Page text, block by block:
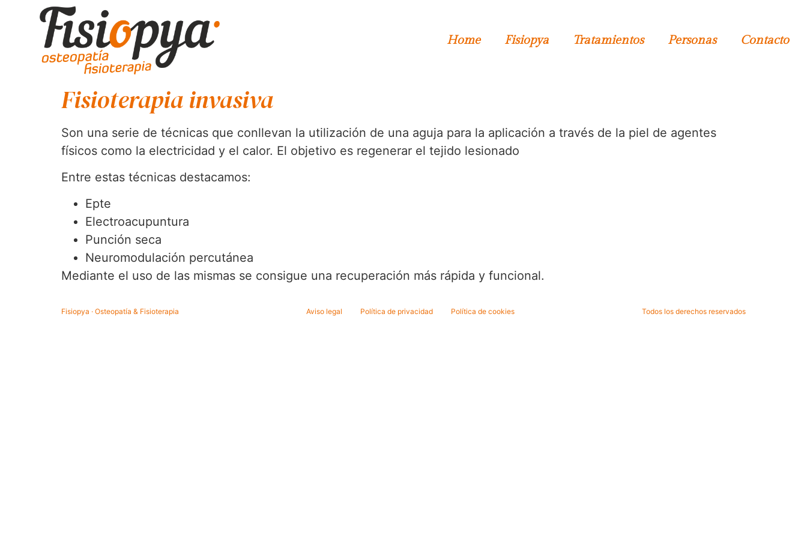
Home Fisiopya Tratamientos Personas Contacto
Fisioterapia invasiva
Son una serie de técnicas que conllevan la utilización de una aguja para la aplicación a través de la piel de agentes
físicos como la electricidad y el calor. El objetivo es regenerar el tejido lesionado
Entre estas técnicas destacamos:
Epte
Electroacupuntura
Punción seca
Neuromodulación percutánea
Mediante el uso de las mismas se consigue una recuperación más rápida y funcional.
Fisiopya · Osteopatía & Fisioterapia Aviso legal Política de privacidad Política de cookies Todos los derechos reservados